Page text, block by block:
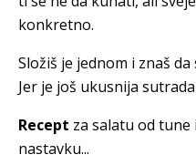
konkretno.
Složiš je jednom i znaš
Jer je još ukusnija
Recept za salatu od
nastavku...